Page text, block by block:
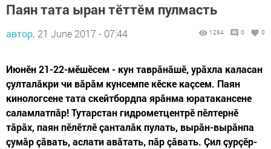
Паян тата ыран тӗттӗм пулмасть
автор, 21 June 2017 - 07:44 1284 0 0
Июнӗн 21-22-мӗшӗсем - кун таврăнăшӗ, урăхла каласан
çулталăкри чи вăрăм кунсемпе кӗске каçсем. Паян
кинологсене тата скейтбордпа ярăнма юратакансене
саламлатпăр! Тутарстан гидрометцентрӗ пӗлтернӗ
тăрăх, паян пӗлӗтлӗ çанталăк пулать, вырăн-вырăнпа
çумăр çăвать, аслати авăтать, пăр çăвать. Çил çурçӗр-